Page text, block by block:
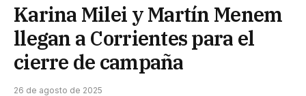
Karina Milei y Martín Menem
llegan a Corrientes para el
cierre de campaña
26 de agosto de 2025